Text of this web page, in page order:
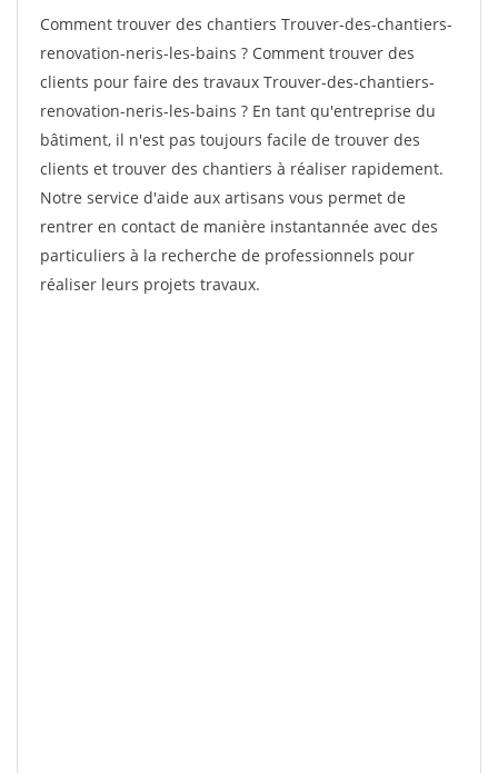
Comment trouver des chantiers Trouver-des-chantiers-
renovation-neris-les-bains ? Comment trouver des
clients pour faire des travaux Trouver-des-chantiers-
renovation-neris-les-bains ? En tant qu'entreprise du
bâtiment, il n'est pas toujours facile de trouver des
clients et trouver des chantiers à réaliser rapidement.
Notre service d'aide aux artisans vous permet de
rentrer en contact de manière instantannée avec des
particuliers à la recherche de professionnels pour
réaliser leurs projets travaux.